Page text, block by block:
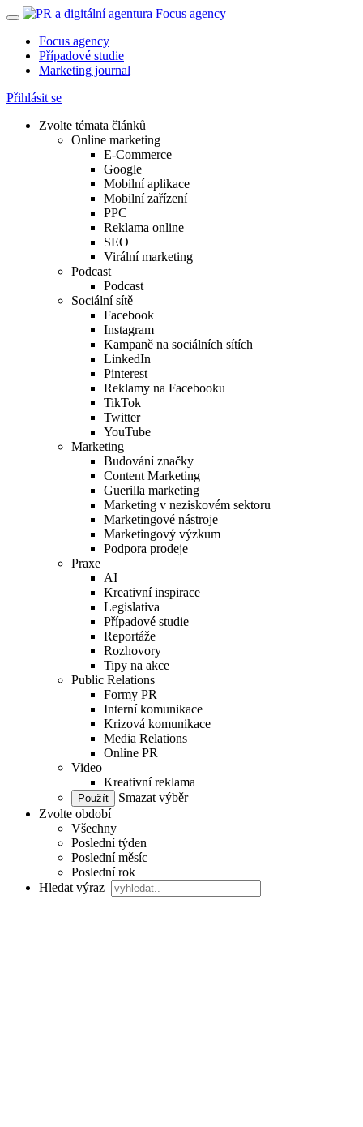
Focus agency
Případové studie
Marketing journal
Přihlásit se
Zvolte témata článků
Online marketing
E-Commerce
Google
Mobilní aplikace
Mobilní zařízení
PPC
Reklama online
SEO
Virální marketing
Podcast
Podcast
Sociální sítě
Facebook
Instagram
Kampaně na sociálních sítích
LinkedIn
Pinterest
Reklamy na Facebooku
TikTok
Twitter
YouTube
Marketing
Budování značky
Content Marketing
Guerilla marketing
Marketing v neziskovém sektoru
Marketingové nástroje
Marketingový výzkum
Podpora prodeje
Praxe
AI
Kreativní inspirace
Legislativa
Případové studie
Reportáže
Rozhovory
Tipy na akce
Public Relations
Formy PR
Interní komunikace
Krizová komunikace
Media Relations
Online PR
Video
Kreativní reklama
Smazat výběr
Zvolte období
Všechny
Poslední týden
Poslední měsíc
Poslední rok
Hledat výraz